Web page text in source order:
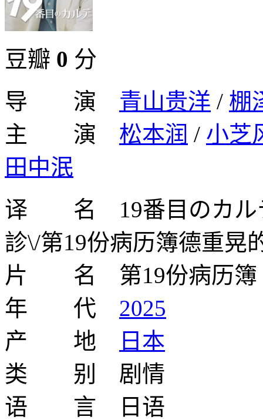
豆瓣 0 分
导 演 青山贵洋 / 棚
主 演 松本润 / 小芝
田中泯
译 名 19番目のカルテ
診\/第19份病历簿德重晃
片 名 第19份病历簿
年 代 2025
产 地
日本
类 别 剧情
语 言 日语